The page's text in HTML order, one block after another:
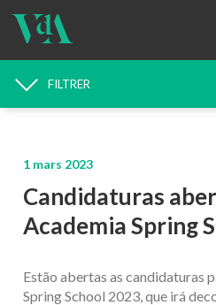
RECHERCHE D'ACTUALITÉS
FILTRER
1 mars 2023
Candidaturas
Academia Spring
Estão abertas as candidaturas
Spring School 2023, que irá